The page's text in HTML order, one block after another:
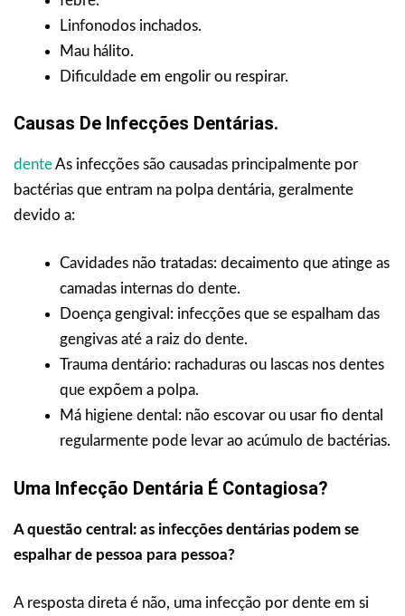
Linfonodos inchados.
Mau hálito.
Dificuldade em engolir ou respirar.
Causas De Infecções Dentárias.
denteAs infecções são causadas principalmente por
bactérias que entram na polpa dentária, geralmente
devido a:
Cavidades não tratadas: decaimento que atinge as
camadas internas do dente.
Doença gengival: infecções que se espalham das
gengivas até a raiz do dente.
Trauma dentário: rachaduras ou lascas nos dentes
que expõem a polpa.
Má higiene dental: não escovar ou usar fio dental
regularmente pode levar ao acúmulo de bactérias.
Uma Infecção Dentária É Contagiosa?
A questão central: as infecções dentárias podem se
espalhar de pessoa para pessoa?
A resposta direta é não, uma infecção por dente em si